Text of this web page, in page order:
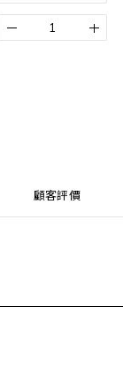
顧客評價